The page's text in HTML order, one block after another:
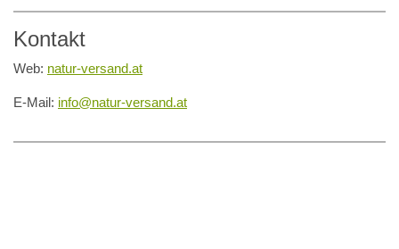
Kontakt
Web: natur-versand.at
E-Mail: info@natur-versand.at